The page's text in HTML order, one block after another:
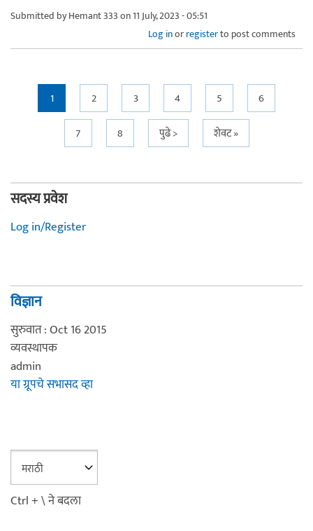
Submitted byHemant 333on 11 July, 2023 - 05:51
Log inorregisterto post comments
Pages
1 2 3 4 5
6
7
8 पुढे > शेवट »
सदस्य प्रवेश
Log in/Register
विज्ञान
सुरुवात : Oct 16 2015
व्यवस्थापक
admin
या ग्रूपचे सभासद व्हा
Ctrl + \ ने बदला